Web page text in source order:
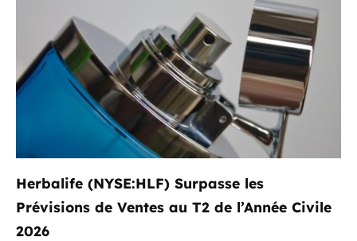
Herbalife (NYSE:HLF) Surpasse les
Prévisions de Ventes au T2 de l’Année Civile
2026